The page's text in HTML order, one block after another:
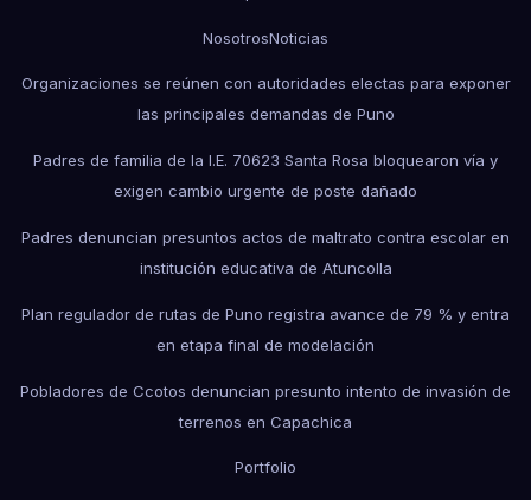
NosotrosNoticias
Organizaciones se reúnen con autoridades electas para exponer
las principales demandas de Puno
Padres de familia de la I.E. 70623 Santa Rosa bloquearon vía y
exigen cambio urgente de poste dañado
Padres denuncian presuntos actos de maltrato contra escolar en
institución educativa de Atuncolla
Plan regulador de rutas de Puno registra avance de 79 % y entra
en etapa final de modelación
Pobladores de Ccotos denuncian presunto intento de invasión de
terrenos en Capachica
Portfolio